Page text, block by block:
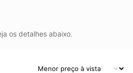
os detalhes abaixo.